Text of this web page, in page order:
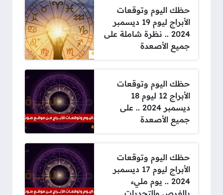
حظك اليوم وتوقعات
الأبراج ليوم 19 ديسمبر
2024 .. نظرة شاملة على
جميع الأصعدة
حظك اليوم وتوقعات
الأبراج 12 ليوم 18
ديسمبر 2024 .. على
جميع الأصعدة
حظك اليوم وتوقعات
الأبراج ليوم 17 ديسمبر
2024 .. يوم مليء